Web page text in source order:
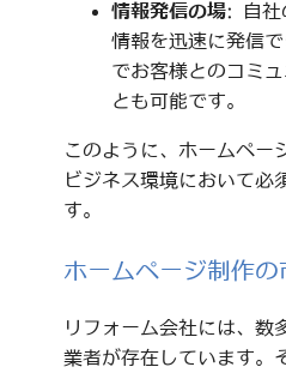
情報発信の場: 自社
情報を迅速に発信
でお客様とのコミ
とも可能です。
このように、ホームペー
ビジネス環境において必
す。
ホームページ制作の
リフォーム会社には、数
業者が存在しています。